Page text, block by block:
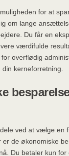
for at
om lange
Du får en
værdifulde
overflødig
kerneforretning.
ved at vælge en
er de økonomiske
Du betaler kun for